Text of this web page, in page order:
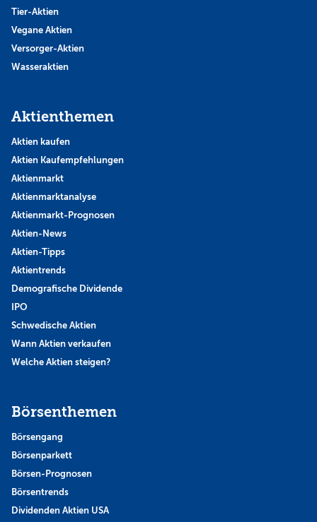
Tier-Aktien
Vegane Aktien
Versorger-Aktien
Wasseraktien
Aktienthemen
Aktien kaufen
Aktien Kaufempfehlungen
Aktienmarkt
Aktienmarktanalyse
Aktienmarkt-Prognosen
Aktien-News
Aktien-Tipps
Aktientrends
Demografische Dividende
IPO
Schwedische Aktien
Wann Aktien verkaufen
Welche Aktien steigen?
Börsenthemen
Börsengang
Börsenparkett
Börsen-Prognosen
Börsentrends
Dividenden Aktien USA